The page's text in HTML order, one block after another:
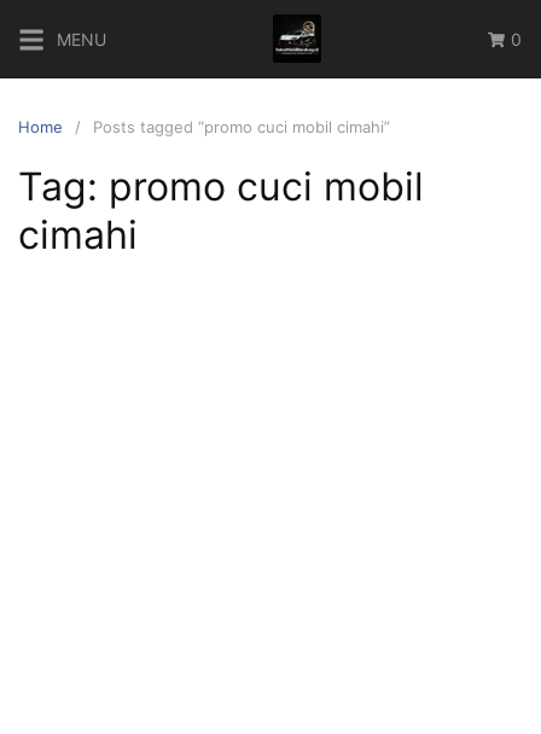
content
MENU 0
Home Posts tagged “promo cuci mobil cimahi”
Tag: promo cuci mobil
cimahi